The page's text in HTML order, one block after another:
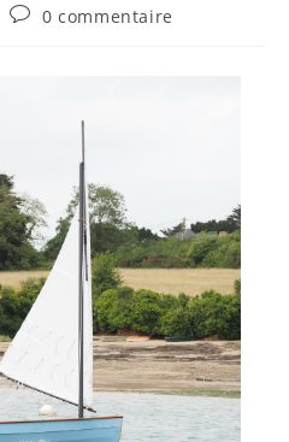
0 commentaire